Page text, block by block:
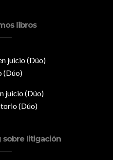
libros
sobre litigación